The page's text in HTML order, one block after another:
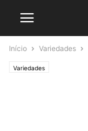
Início Variedades
Variedades